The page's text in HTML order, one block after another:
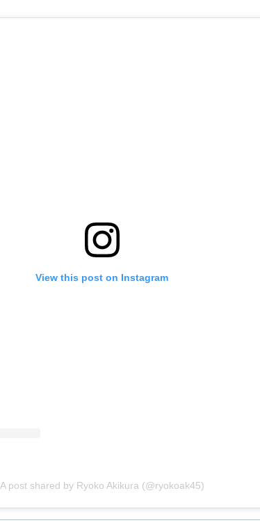
View this post on Instagram
A post shared by Ryoko Akikura (@ryokoak45)